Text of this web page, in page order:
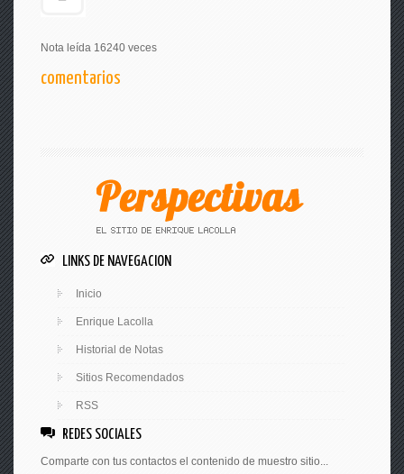
Nota leída 16240 veces
comentarios
LINKS DE NAVEGACION
Inicio
Enrique Lacolla
Historial de Notas
Sitios Recomendados
RSS
REDES SOCIALES
Comparte con tus contactos el contenido de muestro sitio...